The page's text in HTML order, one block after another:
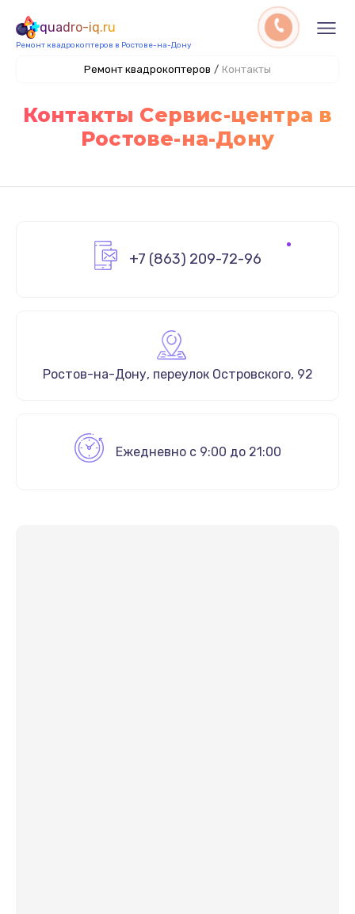
quadro-iq.ru
Ремонт квадрокоптеров в Ростове-на-Дону
Ремонт квадрокоптеров / Контакты
Контакты Сервис-центра в
Ростове-на-Дону
+7 (863) 209-72-96
Ростов-на-Дону, переулок Островского, 92
Ежедневно с 9:00 до 21:00